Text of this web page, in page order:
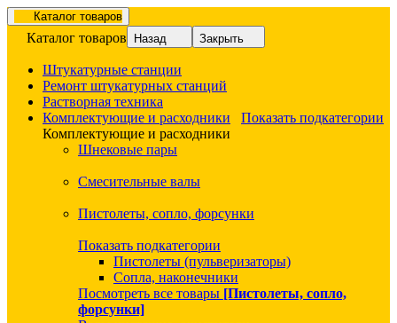
Каталог товаров
Каталог товаров Назад Закрыть
Штукатурные станции
Ремонт штукатурных станций
Растворная техника
Комплектующие и расходники
Показать подкатегории
Комплектующие и расходники
Шнековые пары
Смесительные валы
Пистолеты, сопло, форсунки
Показать подкатегории
Пистолеты (пульверизаторы)
Сопла, наконечники
Посмотреть все товары [Пистолеты, сопло,
форсунки]